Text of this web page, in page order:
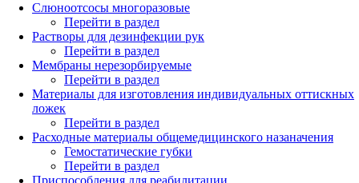
Слюноотсосы многоразовые
Перейти в раздел
Растворы для дезинфекции рук
Перейти в раздел
Мембраны нерезорбируемые
Перейти в раздел
Материалы для изготовления индивидуальных оттискных
ложек
Перейти в раздел
Расходные материалы общемедицинского назаначения
Гемостатические губки
Перейти в раздел
Приспособления для реабилитации